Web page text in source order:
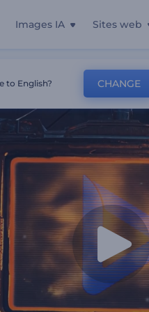
Images IA Sites web
to English? CHANGE